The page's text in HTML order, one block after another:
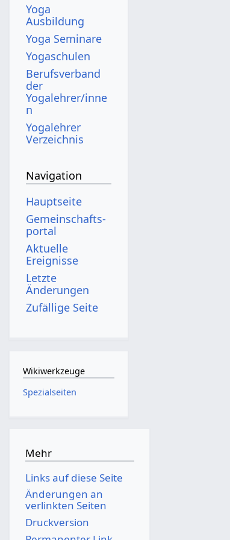
Yoga
Ausbildung
Yoga Seminare
Yogaschulen
Berufsverband
der
Yogalehrer/inne
n
Yogalehrer
Verzeichnis
Navigation
Hauptseite
Gemeinschafts­
portal
Aktuelle
Ereignisse
Letzte
Änderungen
Zufällige Seite
Wikiwerkzeuge
Spezialseiten
Mehr
Links auf diese Seite
Änderungen an
verlinkten Seiten
Druckversion